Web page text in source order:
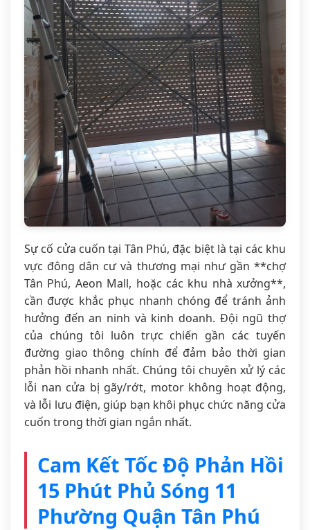
Sự cố cửa cuốn tại Tân Phú, đặc biệt là tại các khu
vực đông dân cư và thương mại như gần **chợ
Tân Phú, Aeon Mall, hoặc các khu nhà xưởng**,
cần được khắc phục nhanh chóng để tránh ảnh
hưởng đến an ninh và kinh doanh. Đội ngũ thợ
của chúng tôi luôn trực chiến gần các tuyến
đường giao thông chính để đảm bảo thời gian
phản hồi nhanh nhất. Chúng tôi chuyên xử lý các
lỗi nan cửa bị gãy/rớt, motor không hoạt động,
và lỗi lưu điện, giúp bạn khôi phục chức năng cửa
cuốn trong thời gian ngắn nhất.
Cam Kết Tốc Độ Phản Hồi
15 Phút Phủ Sóng 11
Phường Quận Tân Phú